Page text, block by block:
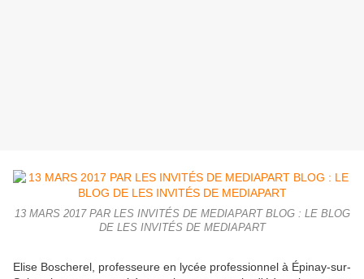
13 MARS 2017 PAR LES INVITÉS DE MEDIAPART BLOG : LE BLOG
DE LES INVITÉS DE MEDIAPART
Elise Boscherel, professeure en lycée professionnel à Épinay-sur-